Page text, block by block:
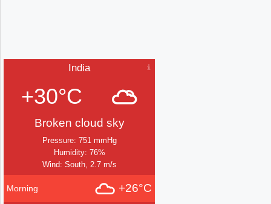
India
+30°C
Broken cloud sky
Pressure: 751 mmHg
Humidity: 76%
Wind: South, 2.7 m/s
Morning +26°C